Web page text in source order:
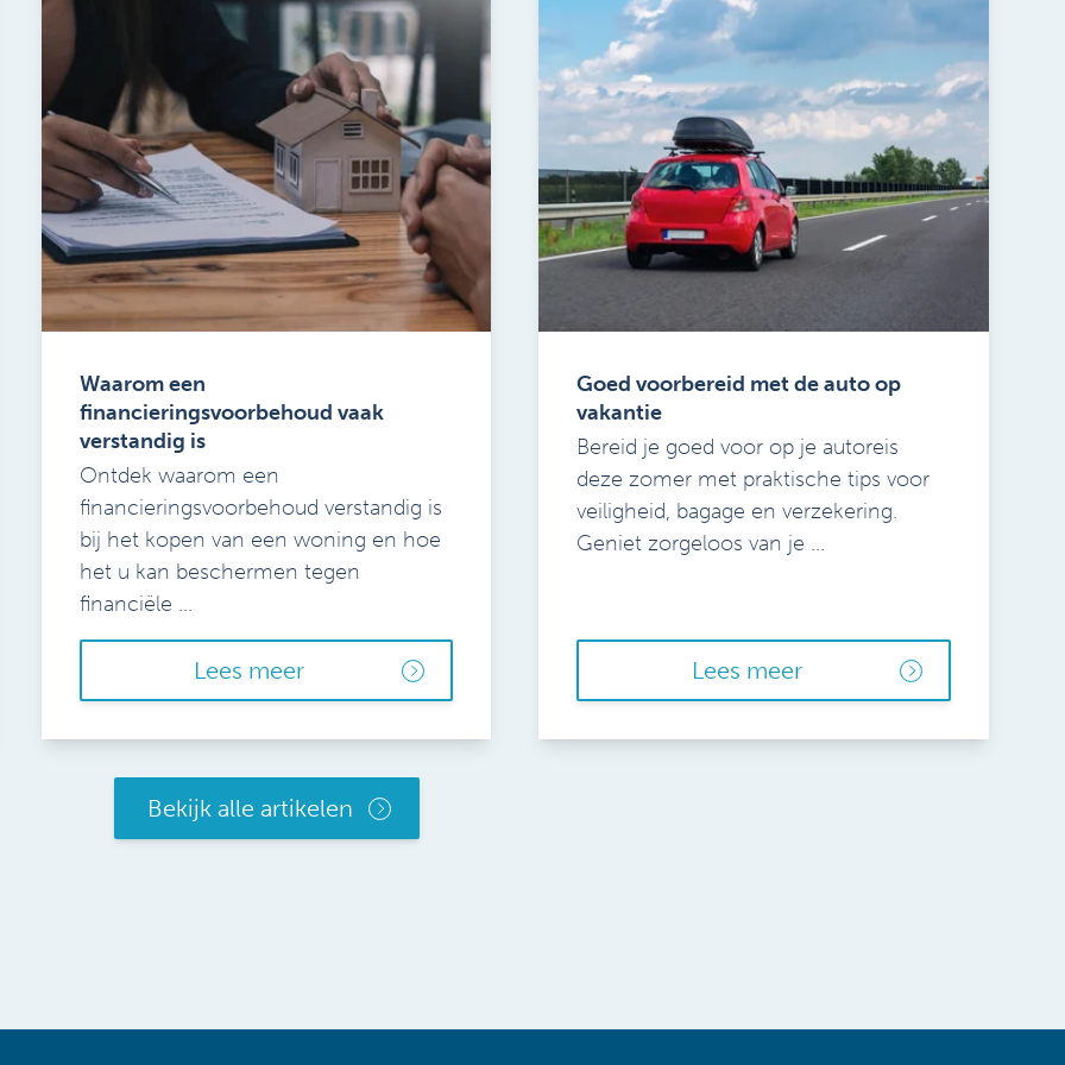
Waarom een
financieringsvoorbehoud vaak
verstandig is
Ontdek waarom een
financieringsvoorbehoud verstandig is
bij het kopen van een woning en hoe
het u kan beschermen tegen
financiële ...
Lees meer
Goed voorbereid met de auto op
vakantie
Bereid je goed voor op je autoreis
deze zomer met praktische tips voor
veiligheid, bagage en verzekering.
Geniet zorgeloos van je ...
Lees meer
Bekijk alle artikelen